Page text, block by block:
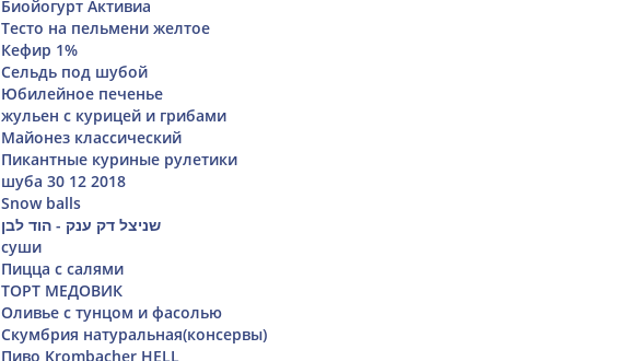
Биойогурт Активиа
Тесто на пельмени желтое
Кефир 1%
Сельдь под шубой
Юбилейное печенье
жульен с курицей и грибами
Майонез классический
Пикантные куриные рулетики
шуба 30 12 2018
Snow balls
שניצל דק ענק - הוד לבן
суши
Пицца с салями
ТОРТ МЕДОВИК
Оливье с тунцом и фасолью
Скумбрия натуральная(консервы)
Пиво Krombacher HELL